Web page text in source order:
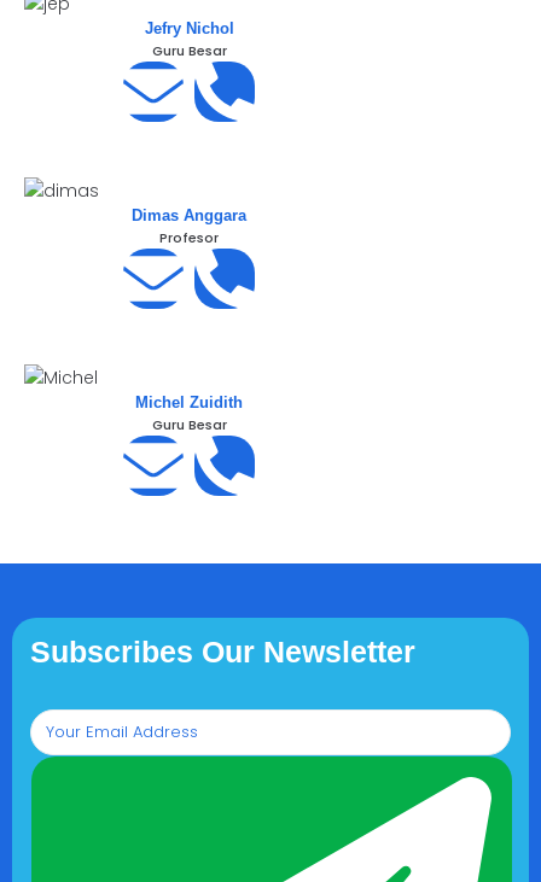
Jefry Nichol
Guru Besar
Dimas Anggara
Profesor
Michel Zuidith
Guru Besar
Subscribes Our Newsletter